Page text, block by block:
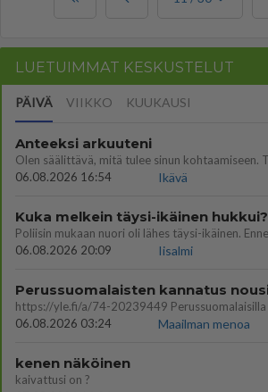
LUETUIMMAT KESKUSTELUT
PÄIVÄ VIIKKO KUUKAUSI
Anteeksi arkuuteni
06.08.2026 16:54
Ikävä
Kuka melkein täysi-ikäinen hukkui?
06.08.2026 20:09
Iisalmi
06.08.2026 03:24
Maailman menoa
kenen näköinen
kaivattusi on ?